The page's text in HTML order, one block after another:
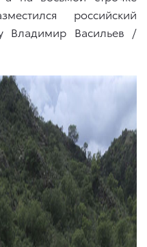
российский
Владимир Васильев /